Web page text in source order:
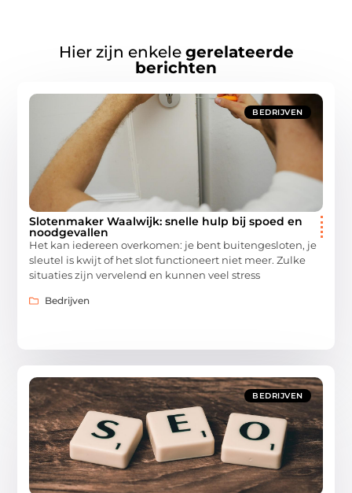
Hier zijn enkele gerelateerde
berichten
BEDRIJVEN
Slotenmaker Waalwijk: snelle hulp bij spoed en
noodgevallen
Het kan iedereen overkomen: je bent buitengesloten, je
sleutel is kwijt of het slot functioneert niet meer. Zulke
situaties zijn vervelend en kunnen veel stress
Bedrijven
BEDRIJVEN